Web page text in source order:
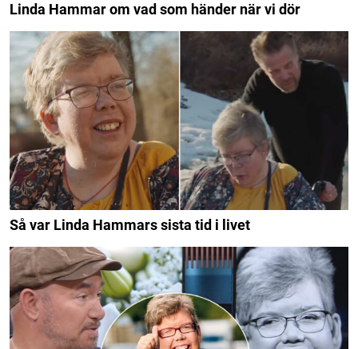
Linda Hammar om vad som händer när vi dör
Så var Linda Hammars sista tid i livet